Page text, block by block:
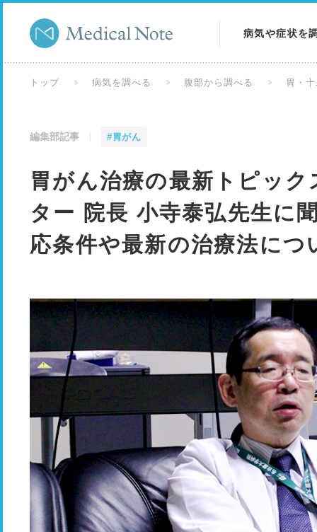
病気や症状を
トップ 病気を調べる 腹部から調べる 胃・
編集部記事 #胃がん
胃がん治療の最新トピッ
ター 院長 小寺泰弘先生に
応条件や最新の治療法につ